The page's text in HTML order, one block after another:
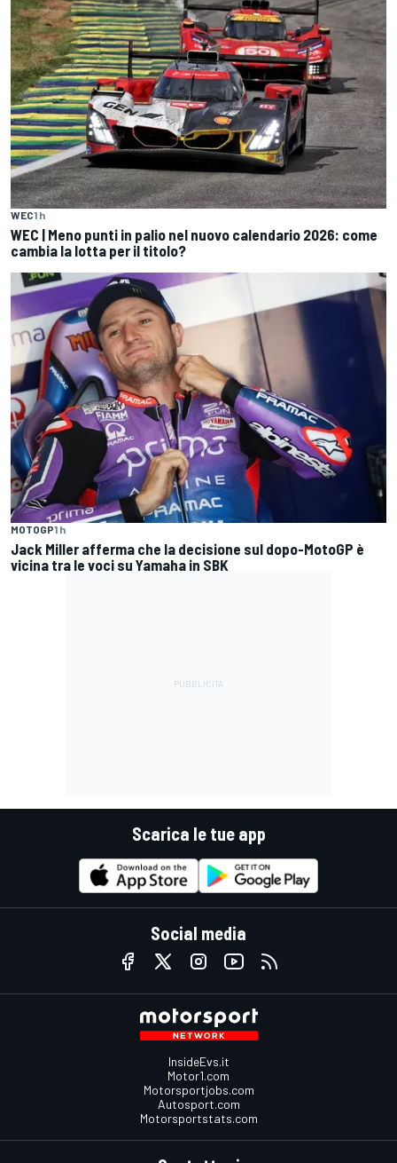
WEC1 h
WEC | Meno punti in palio nel nuovo calendario 2026: come
cambia la lotta per il titolo?
MOTOGP1 h
Jack Miller afferma che la decisione sul dopo-MotoGP è
vicina tra le voci su Yamaha in SBK
Scarica le tue app
Social media
InsideEvs.it
Motor1.com
Motorsportjobs.com
Autosport.com
Motorsportstats.com